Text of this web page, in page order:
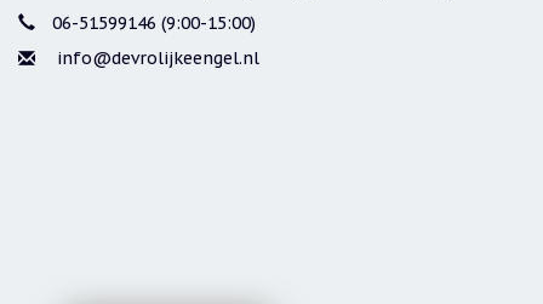
06-51599146 (9:00-15:00)
info@devrolijkeengel.nl